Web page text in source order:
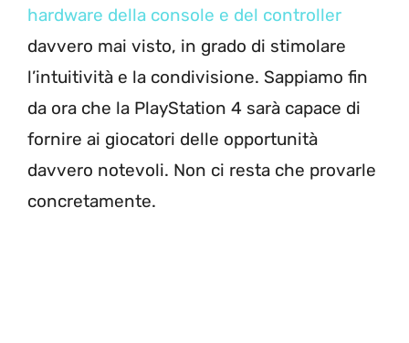
hardware della console e del controller
davvero mai visto, in grado di stimolare
l’intuitività e la condivisione. Sappiamo fin
da ora che la PlayStation 4 sarà capace di
fornire ai giocatori delle opportunità
davvero notevoli. Non ci resta che provarle
concretamente.